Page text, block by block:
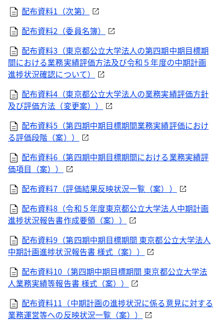
配布資料1（次第）
配布資料2（委員名簿）
配布資料3（東京都公立大学法人の第四期中期目標期
間における業務実績評価方法及び令和５年度の中期計画
進捗状況確認について）
配布資料4（東京都公立大学法人の業務実績評価方針
及び評価方法（変更案））
配布資料5（第四期中期目標期間業務実績評価におけ
る評価段階（案））
配布資料6（第四期中期目標期間における業務実績評
価項目（案））
配布資料7（評価結果反映状況一覧（案））
配布資料8（令和５年度東京都公立大学法人中期計画
進捗状況報告書作成要領（案））
配布資料9（第四期中期目標期間 東京都公立大学法人
中期計画進捗状況報告書 様式（案））
配布資料10（第四期中期目標期間 東京都公立大学法
人業務実績等報告書 様式（案））
配布資料11（中期計画の進捗状況に係る意見に対する
業務運営等への反映状況一覧（案））